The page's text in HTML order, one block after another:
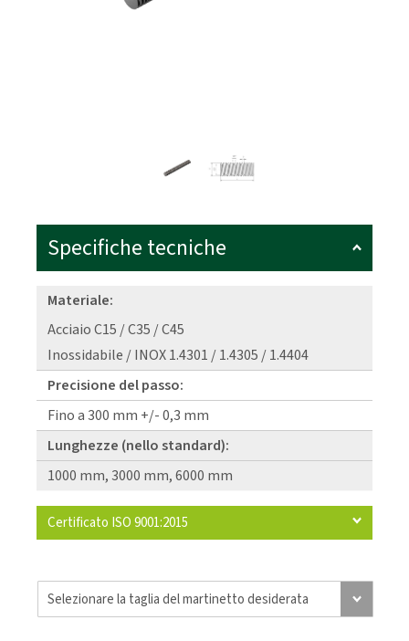
Specifiche tecniche
Materiale:
Acciaio C15 / C35 / C45
Inossidabile / INOX 1.4301 / 1.4305 / 1.4404
Precisione del passo:
Fino a 300 mm +/- 0,3 mm
Lunghezze (nello standard):
1000 mm, 3000 mm, 6000 mm
Certificato ISO 9001:2015